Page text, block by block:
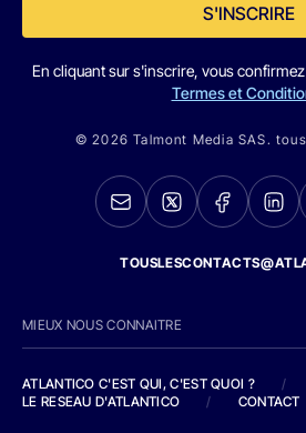
S'INSCRIRE
En cliquant sur s'inscrire, vous
Termes et
© 2026 Talmont Media SAS.
MIEUX NOUS CONNAITRE
ATLANTICO C'EST QUI, C'EST QUOI ?
/
LE RESEAU D'ATLANTICO
/ CONTACT